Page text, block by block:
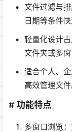
文件过滤与
日期等条件
轻量化设计
文件夹或多窗
适合个人、
高效管理文件
# 功能特点
多窗口浏览